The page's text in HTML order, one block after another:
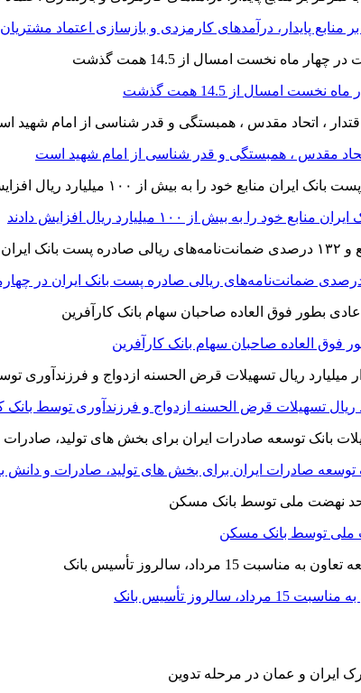
منابع پایدار، درآمدهای کارمزدی و بازسازی اعتماد مشتریان
امسال از 14.5 همت گذشت
اتحاد مقدس ، همبستگی و قدر شناسی از امام شهید است
العاده صاحبان سهام بانک کارآفرین
تأسیس بانک